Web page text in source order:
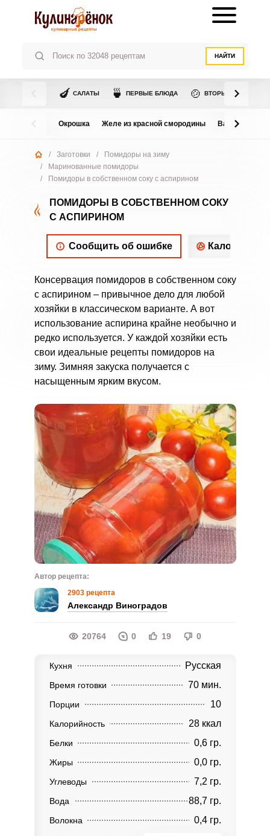
НАЙТИ
🍆 САЛАТЫ 🍵 ПЕРВЫЕ БЛЮДА 🍲 ВТОРЫЕ БЛЮДА
Окрошка Желе из красной смородины Варенье из
/ Заготовки /
Помидоры на зиму
/
Маринованные помидоры
/
Помидоры в собственном соку с аспирином
ПОМИДОРЫ В СОБСТВЕННОМ СОКУ
С АСПИРИНОМ
Сообщить об ошибке
Консервация помидоров в собственном соку
с аспирином – привычное дело для любой
хозяйки в классическом варианте. А вот
использование аспирина крайне необычно и
редко используется. У каждой хозяйки есть
свои идеальные рецепты помидоров на
зиму. Зимняя закуска получается с
насыщенным ярким вкусом.
Автор рецепта:
2903 рецепта
Александр Виноградов
20764 0 19 0
Кухня Русская
Время готовки 70 мин.
Порции 10
Калорийность 28 ккал
Белки 0,6 гр.
Жиры 0,0 гр.
Углеводы 7,2 гр.
Вода 88,7 гр.
Волокна 0,4 гр.